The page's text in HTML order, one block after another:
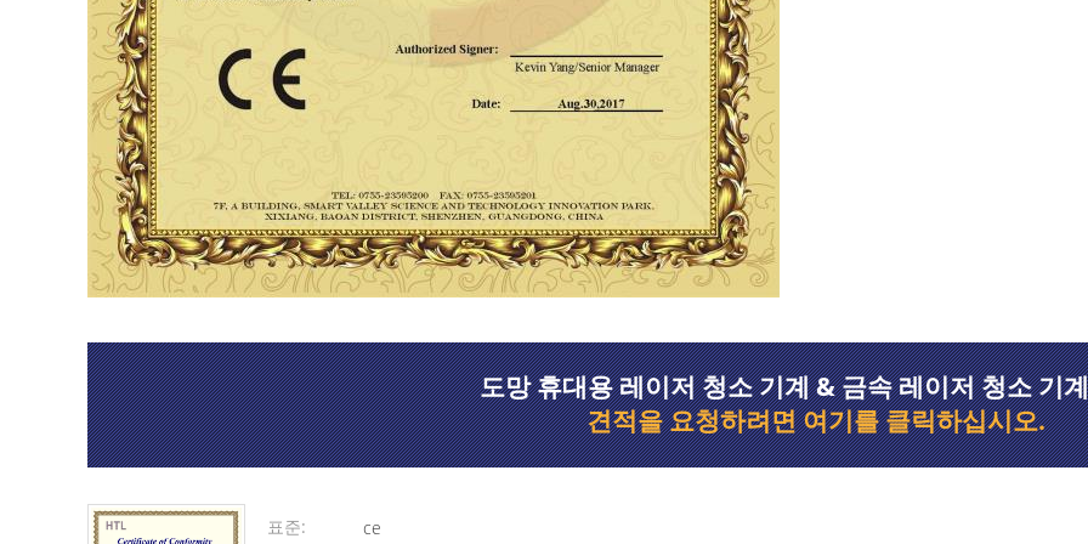
도망 휴대용 레이저 청소 기계 & 금속 레이저 청소 기
견적을 요청하려면 여기를 클릭하십시오.
표준: ce